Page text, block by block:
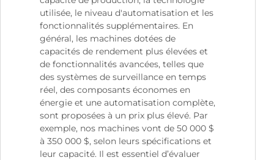
utilisée, le niveau d'automatisation et les
fonctionnalités supplémentaires. En
général, les machines dotées de
capacités de rendement plus élevées et
de fonctionnalités avancées, telles que
des systèmes de surveillance en temps
réel, des composants économes en
énergie et une automatisation complète,
sont proposées à un prix plus élevé. Par
exemple, nos machines vont de 50 000 $
à 350 000 $, selon leurs spécifications et
leur capacité. Il est essentiel d’évaluer